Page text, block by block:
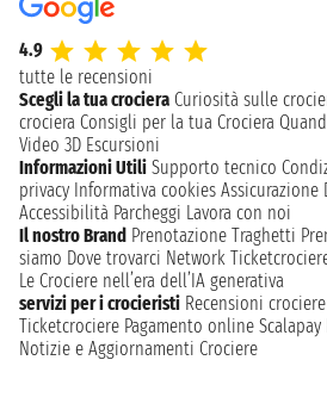
4.9
tutte le recensioni
Scegli la tua crociera Curiosità sulle
crociera Consigli per la tua Crociera
Video 3D Escursioni
Informazioni Utili Supporto tecnico
privacy Informativa cookies Assicurazione
Accessibilità Parcheggi Lavora con noi
Il nostro Brand Prenotazione Traghetti
siamo Dove trovarci Network
Le Crociere nell’era dell’IA generativa
servizi per i crocieristi Recensioni crociere
Ticketcrociere Pagamento online Scalapay
Notizie e Aggiornamenti Crociere